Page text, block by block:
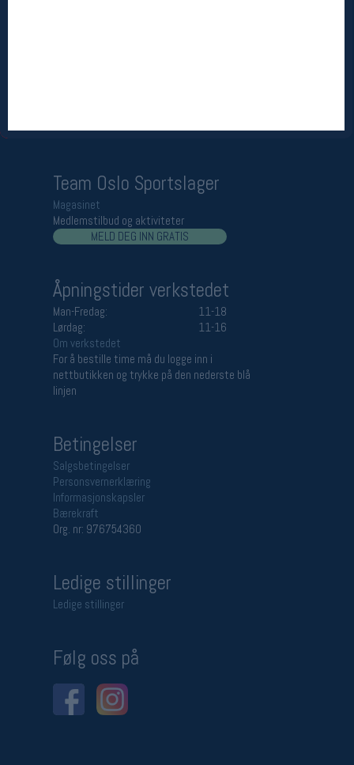
Team Oslo Sportslager
Magasinet
Medlemstilbud og aktiviteter
MELD DEG INN GRATIS
Åpningstider verkstedet
Man-Fredag:
11-18
Lørdag:
11-16
Om verkstedet
For å bestille time må du logge inn i
nettbutikken og trykke på den nederste blå
linjen
Betingelser
Salgsbetingelser
Personsvernerklæring
Informasjonskapsler
Bærekraft
Org. nr: 976754360
Ledige stillinger
Ledige stillinger
Følg oss på